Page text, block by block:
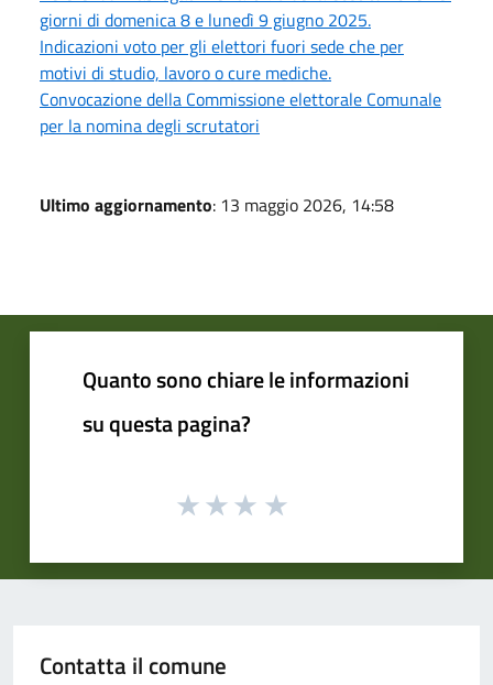
giorni di domenica 8 e lunedì 9 giugno 2025.
Indicazioni voto per gli elettori fuori sede che per
motivi di studio, lavoro o cure mediche.
Convocazione della Commissione elettorale Comunale
per la nomina degli scrutatori
Ultimo aggiornamento: 13 maggio 2026, 14:58
Quanto sono chiare le informazioni
su questa pagina?
Contatta il comune